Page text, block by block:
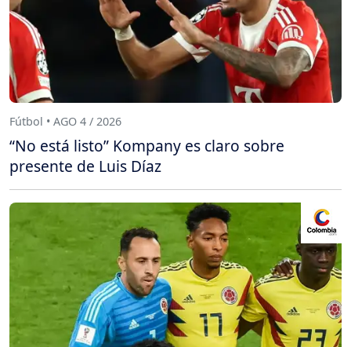
Fútbol • AGO 4 / 2026
“No está listo” Kompany es claro sobre
presente de Luis Díaz